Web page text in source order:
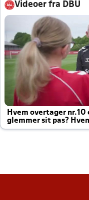
Videoer fra DBU
Hvem overtager nr.10
glemmer sit pas?
altid til efter kampe?